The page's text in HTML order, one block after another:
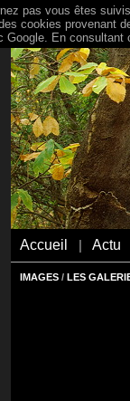
Accueil Actu
IMAGES / LES
pas vous êtes
cookies provenant
Google. En